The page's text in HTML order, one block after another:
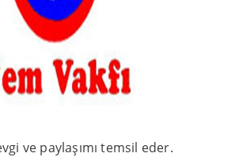
ve paylaşımı temsil eder.